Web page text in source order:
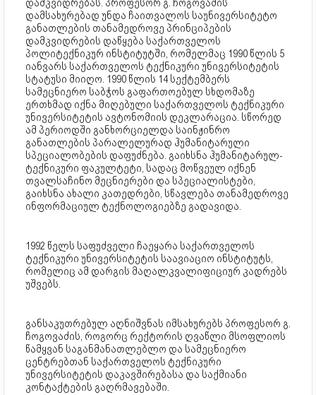
დამკვიდრებას. პროფესორ გ. ჩოგოვაძის
დამსახურებად უნდა ჩაითვალოს საუნივერსიტეტო
განათლების თანამედროვე პრინციპების
დამკვიდრების დაწყება საქართველოს
პოლიტექნიკურ ინსტიტუტში, რომელმაც 1990 წლის 5
იანვარს საქართველოს ტექნიკური უნივერსიტეტის
სტატუსი მიიღო. 1990 წლის 14 სექტემბერს
სამეცნიერო საბჭოს გაფართოებულ სხდომაზე
ერთხმად იქნა მიღებული საქართველოს ტექნიკური
უნივერსიტეტის ავტონომიის დეკლარაცია. სწორედ
ამ პერიოდში განხორციელდა საინჟინრო
განათლების პარალელურად ჰუმანიტარული
სპეციალობების დაფუძნება. გაიხსნა ჰუმანიტარულ-
ტექნიკური ფაკულტეტი, სადაც მოწვეულ იქნენ
თვალსაჩინო მეცნიერები და სპეციალისტები,
გაიხსნა ახალი კათედრები, სწავლება თანამედროვე
ინფორმაციულ ტექნოლოგიებზე გადავიდა.
1992 წელს საფუძველი ჩაეყარა საქართველოს
ტექნიკური უნივერსიტეტის საავიაციო ინსტიტუტს,
რომელიც ამ დარგის მაღალკვალიფიციურ კადრებს
უშვებს.
განსაკუთრებულ აღნიშვნას იმსახურებს პროფესორ გ.
ჩოგოვაძის, როგორც რექტორის ღვაწლი მსოფლიოს
წამყვან საგანმანათლებლო და სამეცნიერო
ცენტრებთან საქართველოს ტექნიკური
უნივერსიტეტის დაკავშირებასა და საქმიანი
კონტაქტების გაღრმავებაში.